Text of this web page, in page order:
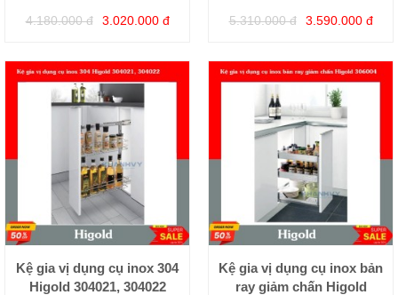
4.180.000 đ 3.020.000 đ 5.310.000 đ 3.590.000 đ
Kệ gia vị dụng cụ inox 304
Higold 304021, 304022
Kệ gia vị dụng cụ inox bản
ray giảm chấn Higold